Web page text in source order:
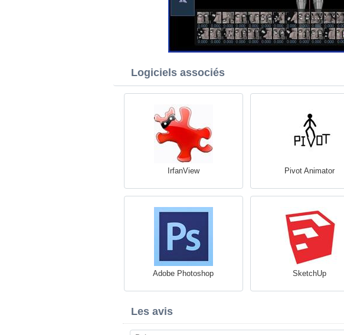
Logiciels associés
IrfanView Pivot Animator
Adobe Photoshop SketchUp
Les avis